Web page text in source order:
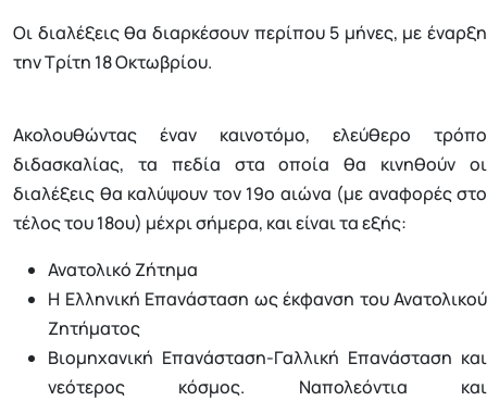
Οι διαλέξεις θα διαρκέσουν περίπου 5 μήνες, με έναρξη
την Τρίτη 18 Οκτωβρίου.
Aκολουθώντας έναν καινοτόμο, ελεύθερο τρόπο
διδασκαλίας, τα πεδία στα οποία θα κινηθούν οι
διαλέξεις θα καλύψουν τον 19ο αιώνα (με αναφορές στο
τέλος του 18ου) μέχρι σήμερα, και είναι τα εξής:
Ανατολικό Ζήτημα
Η Ελληνική Επανάσταση ως έκφανση του Ανατολικού
Ζητήματος
Βιομηχανική Επανάσταση-Γαλλική Επανάσταση και
νεότερος κόσμος. Ναπολεόντια και